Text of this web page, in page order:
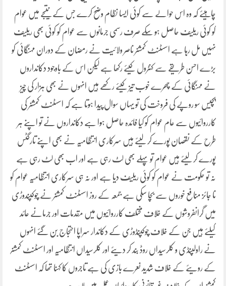
چاہیئے کہ وہ اس حوالے سے کوئی ایسا نظام وضح کرے جس کے نتیجے میں عوام
کو کوئی ریلیف حاصل ہو سکے صرف رسمی جرمانوں سے عوام کو کوئی بھی ریلیف
نہیں مل رہا ہے اسسٹنٹ کمشنر ناصر ولائیت نے رمضان کے دوران مہنگائی کو
بڑے احسن طریقے سے کنٹرول کیئے رکھا ہے لیکن اس کے باوجود دکانداروں
نے مہنگائی کے چھرے خوب تیز کیئے رکھے ہیں انہوں نے بھی ہزار کی چیز
پچیس سو روپے کی فروخت کی تو یہاں سوال پیدا ہوتا ہے کہ اسسٹنٹ کمشنر کی
کارروائیوں سے عام عوام کو کیا فائدہ حاصل ہوا ہے دکانداروں نے تو اپنے ہر
طرح کے نقصان پورے کر لیئے ہیں سرکاری انتظامیہ نے بھی اپنے تارگٹس
پورے کر لیئے ہیں عوام تو پہلے بھی لٹ رہی ہے اور اب بھی لٹ رہی ہے
نہ تو حکومت نے عوام کو کوئی ریلیف دیا ہے اور نہ ہی سرکاری انتظامیہ عوام کو
نا جائز منافع خوروں سے بچا سکی ہے جمعہ کے روز اسسٹنٹ کمشنر نے چوکپندوڑی
میں گرانفروشوں کے خلاف مختلف کارروائیوں میں مقدمات اور جرمانے عائد
کیلئے ہیں جن کے خلاف چوکپنڈوڑی کے دکاندار سراپا احتجاج بن گئے انہوں
نے راولپنڈی و کلرسیداں روڈ بند کر دیئے اور کلرسیداں انتظامیہ اور اسسٹنٹ کمشنر
کے رویئے کے خلاف شدید نعرے بازی کی ہے تاجروں کا کہنا تھا کہ اسسٹنٹ